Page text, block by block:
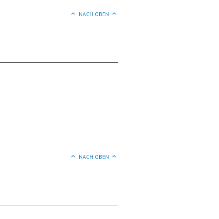
NACH OBEN
NACH OBEN